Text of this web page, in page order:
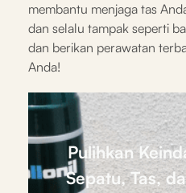
membantu menjaga tas
dan selalu tampak seperti
dan berikan perawatan
Anda!
Pulihkan
Sepatu, Tas,